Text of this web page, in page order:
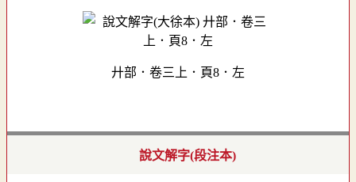
廾部．卷三上．頁8．左
說文解字(段注本)